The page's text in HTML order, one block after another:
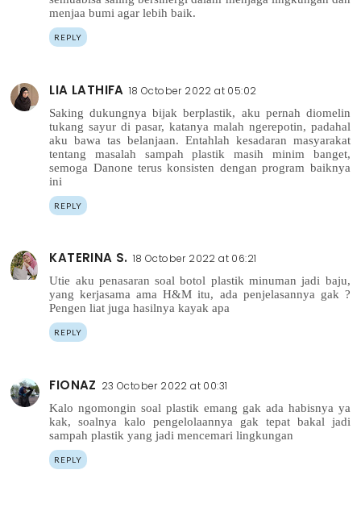
menjaa bumi agar lebih baik.
REPLY
LIA LATHIFA 18 October 2022 at 05:02
Saking dukungnya bijak berplastik, aku pernah diomelin
tukang sayur di pasar, katanya malah ngerepotin, padahal
aku bawa tas belanjaan. Entahlah kesadaran masyarakat
tentang masalah sampah plastik masih minim banget,
semoga Danone terus konsisten dengan program baiknya
ini
REPLY
KATERINA S. 18 October 2022 at 06:21
Utie aku penasaran soal botol plastik minuman jadi baju,
yang kerjasama ama H&M itu, ada penjelasannya gak ?
Pengen liat juga hasilnya kayak apa
REPLY
FIONAZ 23 October 2022 at 00:31
Kalo ngomongin soal plastik emang gak ada habisnya ya
kak, soalnya kalo pengelolaannya gak tepat bakal jadi
sampah plastik yang jadi mencemari lingkungan
REPLY